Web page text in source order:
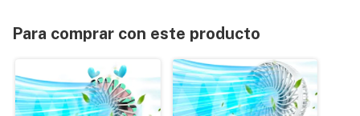
Para comprar con este producto